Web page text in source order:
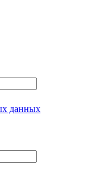
данных